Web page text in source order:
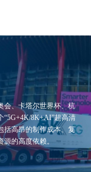
会、卡塔尔世界杯、杭
“5G+4K/8K+AI”超高清
括高昂的制作成本、复
的高度依赖。